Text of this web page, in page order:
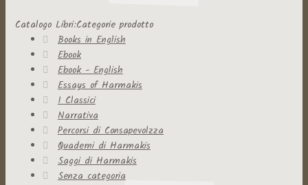
Catalogo Libri:Categorie prodotto
Books in English
Ebook
Ebook - English
Essays of Harmakis
I Classici
Narrativa
Percorsi di Consapevolzza
Quaderni di Harmakis
Saggi di Harmakis
Senza categoria